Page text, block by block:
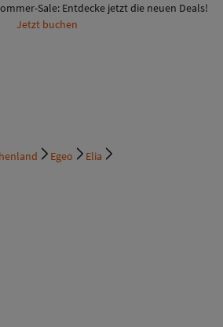
Sale: Entdecke jetzt die neuen Deals!
Jetzt buchen
Egeo Elia